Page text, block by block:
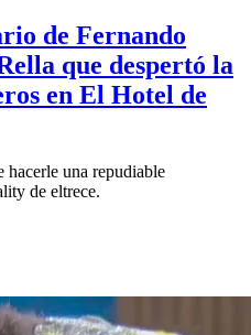
de Fernando
que despertó la
en El Hotel de
hacerle una repudiable
de eltrece.